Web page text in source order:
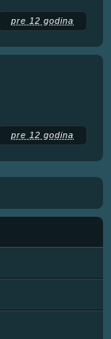
pre 12 godina
pre 12 godina